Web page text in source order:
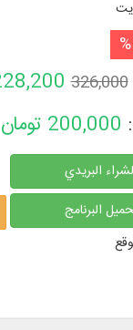
326,000
200,000 تومان
البريدي
البرنامج